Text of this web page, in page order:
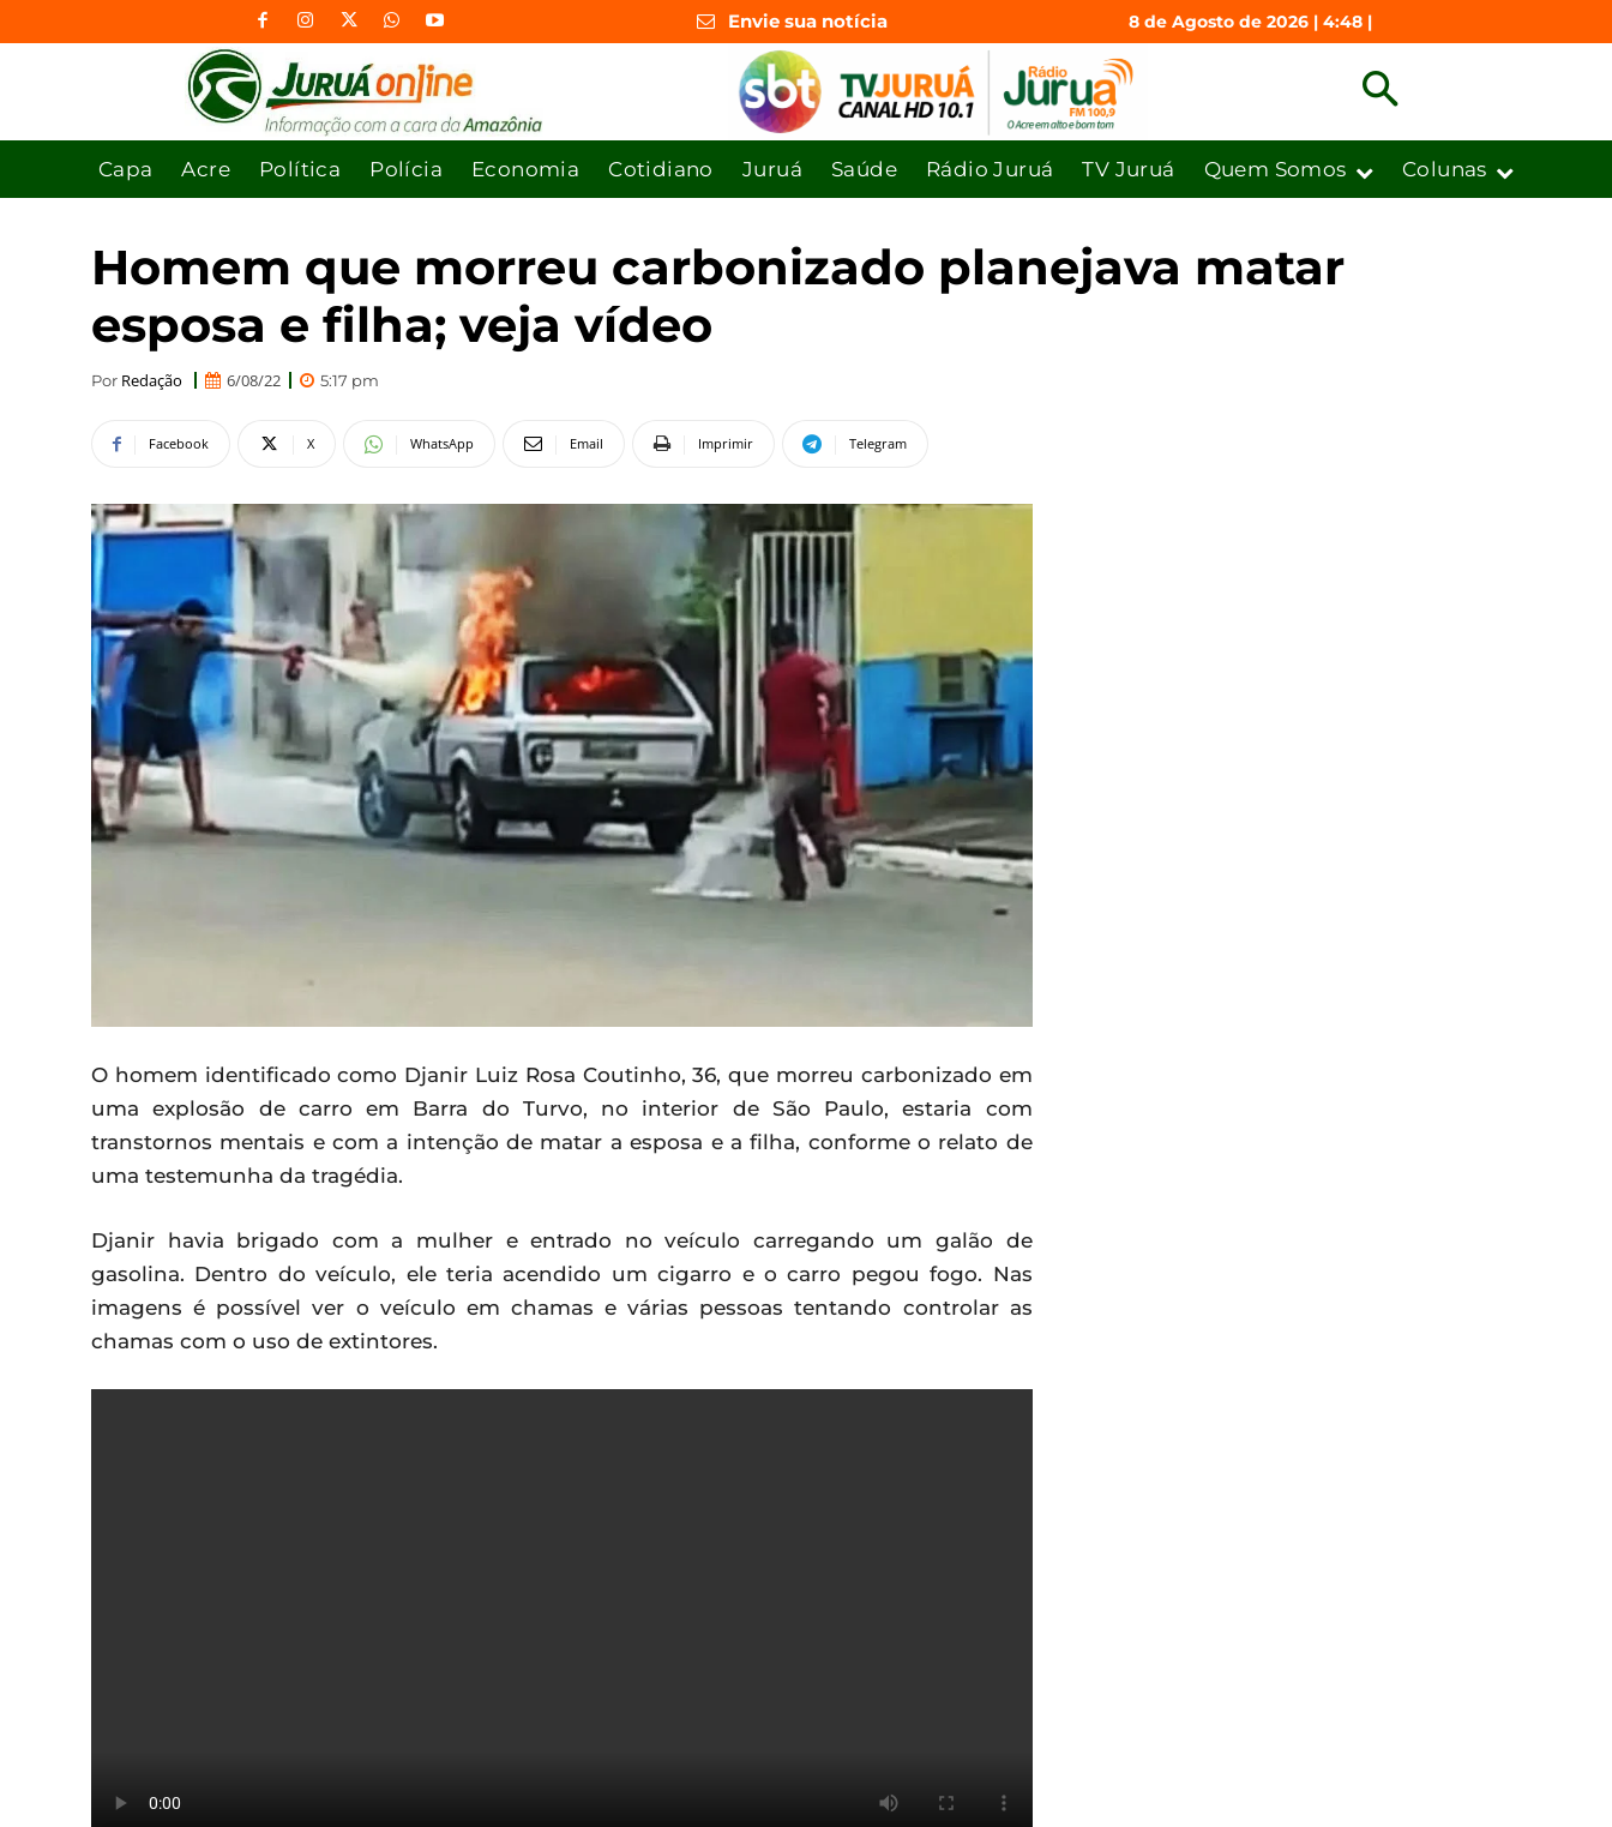
Envie sua notícia 8 de Agosto de 2026 | 4:48 |
Capa Acre Política Polícia Economia Cotidiano Juruá Saúde Rádio Juruá TV Juruá Quem Somos Colunas
Homem que morreu carbonizado planejava matar
esposa e filha; veja vídeo
Por Redação 6/08/22 5:17 pm
Facebook X WhatsApp Email Imprimir Telegram
O homem identificado como Djanir Luiz Rosa Coutinho, 36, que morreu carbonizado em
uma explosão de carro em Barra do Turvo, no interior de São Paulo, estaria com
transtornos mentais e com a intenção de matar a esposa e a filha, conforme o relato de
uma testemunha da tragédia.
Djanir havia brigado com a mulher e entrado no veículo carregando um galão de
gasolina. Dentro do veículo, ele teria acendido um cigarro e o carro pegou fogo. Nas
imagens é possível ver o veículo em chamas e várias pessoas tentando controlar as
chamas com o uso de extintores.